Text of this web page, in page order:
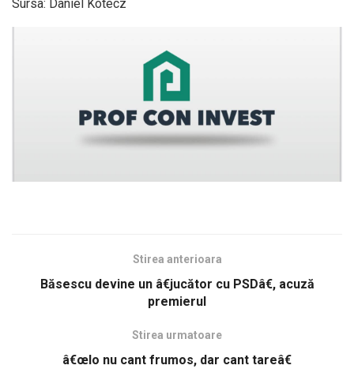
Sursa: Daniel Kotecz
Stirea anterioara
Băsescu devine un â€jucător cu PSDâ€, acuză
premierul
Stirea urmatoare
â€œIo nu cant frumos, dar cant tareâ€